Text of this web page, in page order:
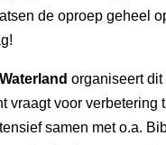
de oproep geheel
organiseert
vraagt voor
samen met o.a.